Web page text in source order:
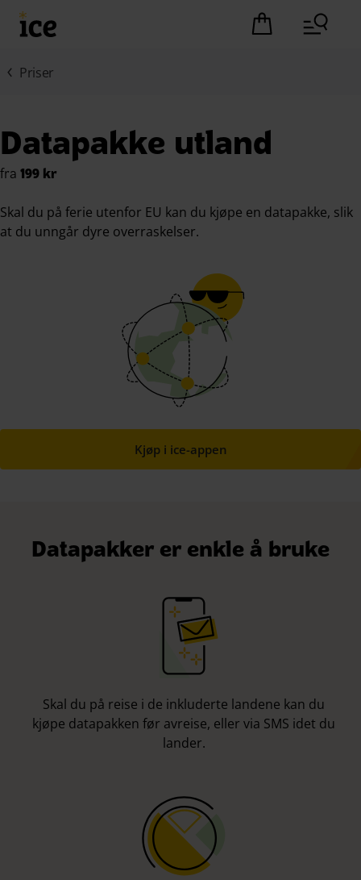
Hopp til hovedinnhold (Trykk Enter)
Det er ingen
Priser
Datapakke utland
fra 199 kr
Skal du på ferie utenfor EU kan du kjøpe en datapakke, slik
at du unngår dyre overraskelser.
Kjøp i ice-appen
Datapakker er enkle å bruke
Skal du på reise i de inkluderte landene kan du
kjøpe datapakken før avreise, eller via SMS idet du
lander.